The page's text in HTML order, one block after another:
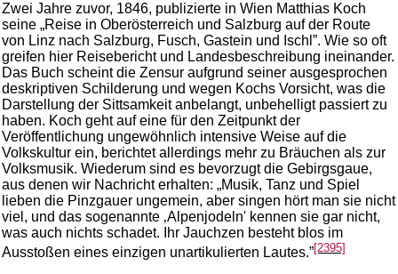
Zwei Jahre zuvor, 1846, publizierte in Wien Matthias Koch
seine „Reise in Oberösterreich und Salzburg auf der Route
von Linz nach Salzburg, Fusch, Gastein und Ischl”. Wie so oft
greifen hier Reisebericht und Landesbeschreibung ineinander.
Das Buch scheint die Zensur aufgrund seiner ausgesprochen
deskriptiven Schilderung und wegen Kochs Vorsicht, was die
Darstellung der Sittsamkeit anbelangt, unbehelligt passiert zu
haben. Koch geht auf eine für den Zeitpunkt der
Veröffentlichung ungewöhnlich intensive Weise auf die
Volkskultur ein, berichtet allerdings mehr zu Bräuchen als zur
Volksmusik. Wiederum sind es bevorzugt die Gebirgsgaue,
aus denen wir Nachricht erhalten: „Musik, Tanz und Spiel
lieben die Pinzgauer ungemein, aber singen hört man sie nicht
viel, und das sogenannte ‚Alpenjodeln' kennen sie gar nicht,
was auch nichts schadet. Ihr Jauchzen besteht blos im
Ausstoßen eines einzigen unartikulierten Lautes.”[2395]